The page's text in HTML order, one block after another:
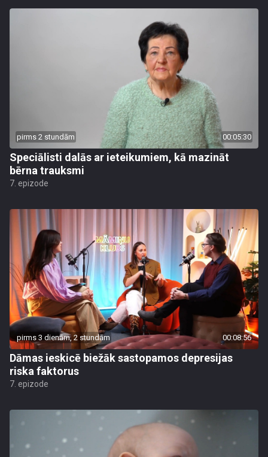
pirms 2 stundām 00:05:30
Speciālisti dalās ar ieteikumiem, kā mazināt
bērna trauksmi
7. epizode
pirms 3 dienām, 2 stundām 00:08:56
Dāmas ieskicē biežāk sastopamos depresijas
riska faktorus
7. epizode